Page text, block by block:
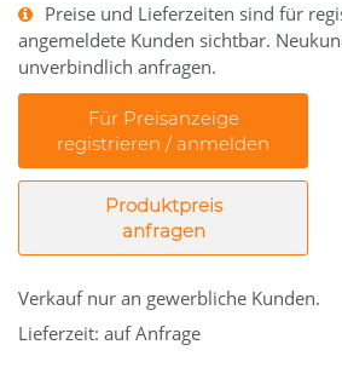
Preise und Lieferzeiten sind für
angemeldete Kunden sichtbar.
unverbindlich anfragen.
Für Preisanzeige
registrieren / anmelden
Produktpreis
anfragen
Verkauf nur an gewerbliche Kunden.
Lieferzeit: auf Anfrage